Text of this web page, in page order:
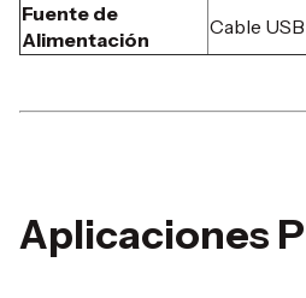
Fuente de
Alimentación
Cable USB
Aplicaciones